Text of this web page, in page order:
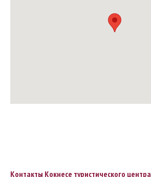
Контакты Кокнесе туристического центра